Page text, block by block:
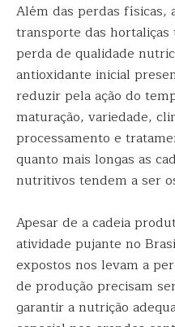
Além das perdas físicas,
transporte das
perda de qualidade
antioxidante inicial
reduzir pela ação do
maturação, variedade,
processamento e
quanto mais longas as
nutritivos tendem a ser
Apesar de a cadeia
atividade pujante no
expostos nos levam a
de produção precisam
garantir a nutrição